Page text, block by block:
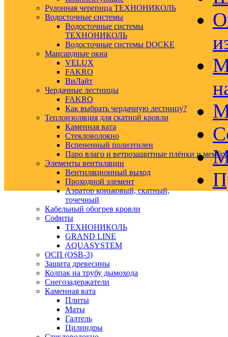
Рулонная черепица ТЕХНОНИКОЛЬ
Водосточные системы
Водосточные системы
ТЕХНОНИКОЛЬ
Водосточные системы DOCKE
Мансардные окна
VELUX
FAKRO
ВиЛайт
Чердачные лестницы
FAKRO
Как выбрать чердачную лестницу?
Теплоизоляция для скатной кровли
Каменная вата
Стекловолокно
Вспененный полиэтилен
Паро влаго и ветрозащитные плёнки и
Элементы вентиляции
Вентиляционный выход
Проходной элемент
Аэратор коньковый, скатный,
точечный
Кабельный обогрев кровли
Софиты
ТЕХНОНИКОЛЬ
GRAND LINE
AQUASYSTEM
ОСП (OSB-3)
Защита древесины
Колпак на трубу дымохода
Снегозадержатели
Каменная вата
Плиты
Маты
Галтель
Цилиндры